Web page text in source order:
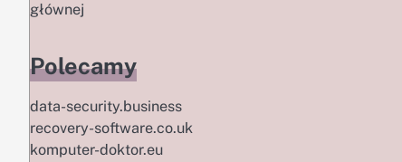
głównej
Polecamy
data-security.business
recovery-software.co.uk
komputer-doktor.eu